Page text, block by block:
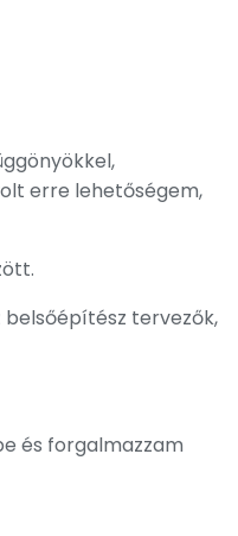
erre lehetőségem,
tervezők,
és forgalmazzam